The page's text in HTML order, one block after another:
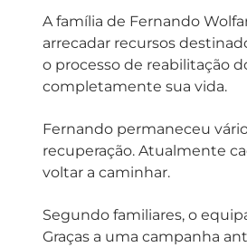
A família de Fernando
arrecadar recursos
o processo de reabilitação
completamente sua vida.
Fernando permaneceu
recuperação. Atualmente
voltar a caminhar.
Segundo familiares, o
Graças a uma campanha